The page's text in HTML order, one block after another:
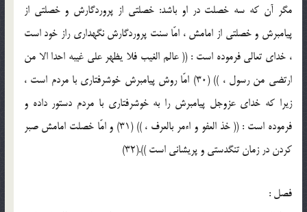
مگر آن كه سه خصلت در او باشد: خصلتى از پروردگارش و خصلتى از
پيامبرش و خصلتى از امامش ، امّا سنت پروردگارش نگهدارى راز خود است
، خداى تعالى فرموده است : (( عالم الغيب فلا يظهر على غيبه احدا الا من
ارتضى من رسول ، )) (30) امّا روش پيامبرش خوشرفتارى با مردم است ،
زيرا كه خداى عزوجل پيامبرش را به خوشرفتارى با مردم دستور داده و
فرموده است : (( خذ العفو و اءمر بالعرف ، )) (31) و امّا خصلت امامش صبر
كردن در زمان تنگدستى و پريشانى است )).(32)
فصل :